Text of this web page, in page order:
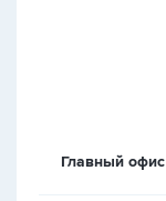
Главный офис